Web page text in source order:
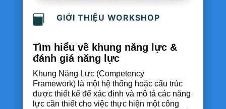
 GIỚI THIỆU WORKSHOP
Tìm hiểu về khung năng lực &
đánh giá năng lực
Khung Năng Lực (Competency
Framework) là một hệ thống hoặc cấu trúc
được thiết kế để xác định và mô tả các năng
lực cần thiết cho việc thực hiện một công